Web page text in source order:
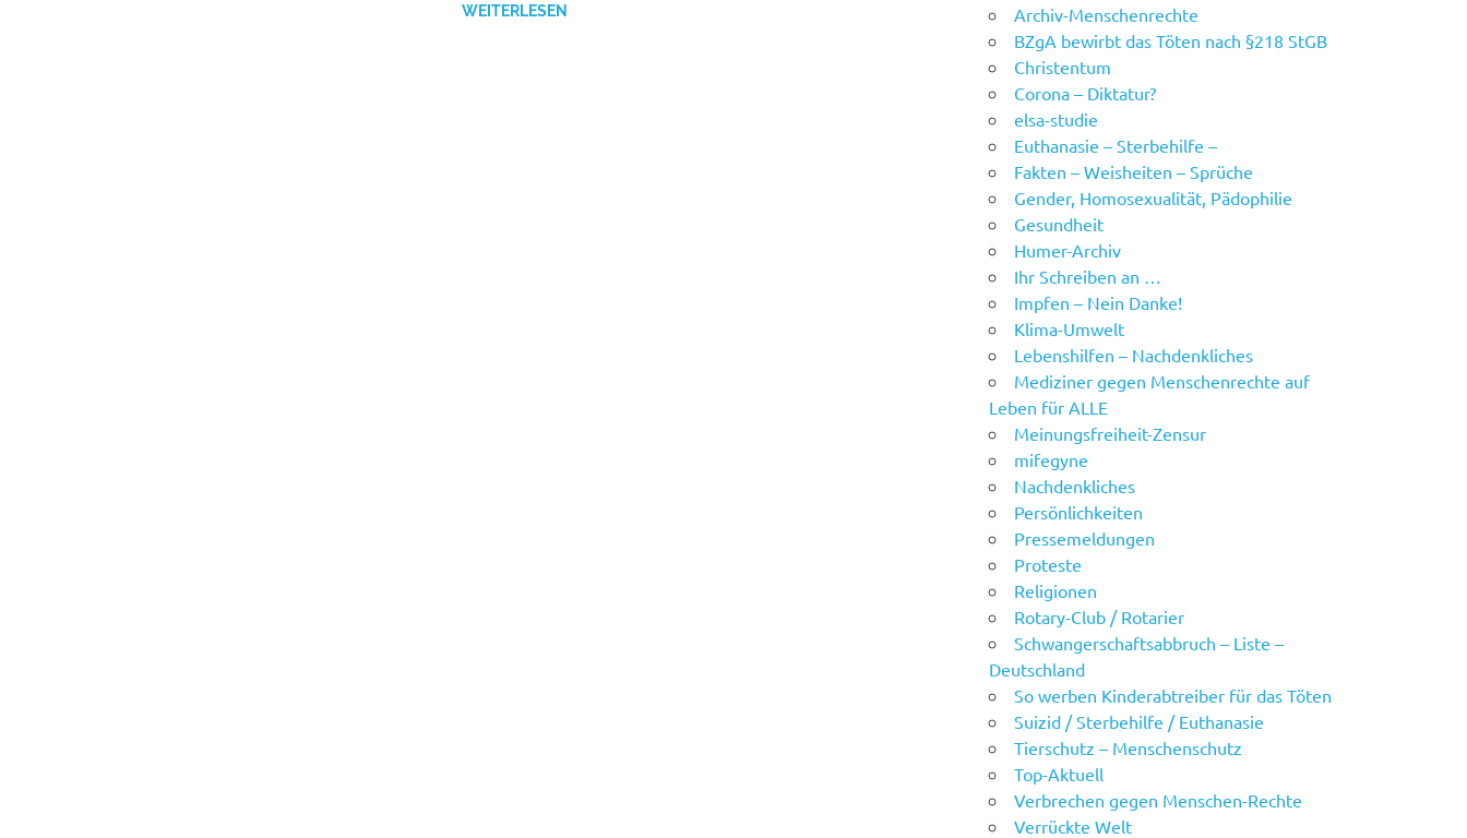
WEITERLESEN
Archiv-Menschenrechte
BZgA bewirbt das Töten nach §218 StGB
Christentum
Corona – Diktatur?
elsa-studie
Euthanasie – Sterbehilfe –
Fakten – Weisheiten – Sprüche
Gender, Homosexualität, Pädophilie
Gesundheit
Humer-Archiv
Ihr Schreiben an …
Impfen – Nein Danke!
Klima-Umwelt
Lebenshilfen – Nachdenkliches
Mediziner gegen Menschenrechte auf
Leben für ALLE
Meinungsfreiheit-Zensur
mifegyne
Nachdenkliches
Persönlichkeiten
Pressemeldungen
Proteste
Religionen
Rotary-Club / Rotarier
Schwangerschaftsabbruch – Liste –
Deutschland
So werben Kinderabtreiber für das Töten
Suizid / Sterbehilfe / Euthanasie
Tierschutz – Menschenschutz
Top-Aktuell
Verbrechen gegen Menschen-Rechte
Verrückte Welt